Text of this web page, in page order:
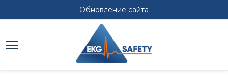
Обновление сайта